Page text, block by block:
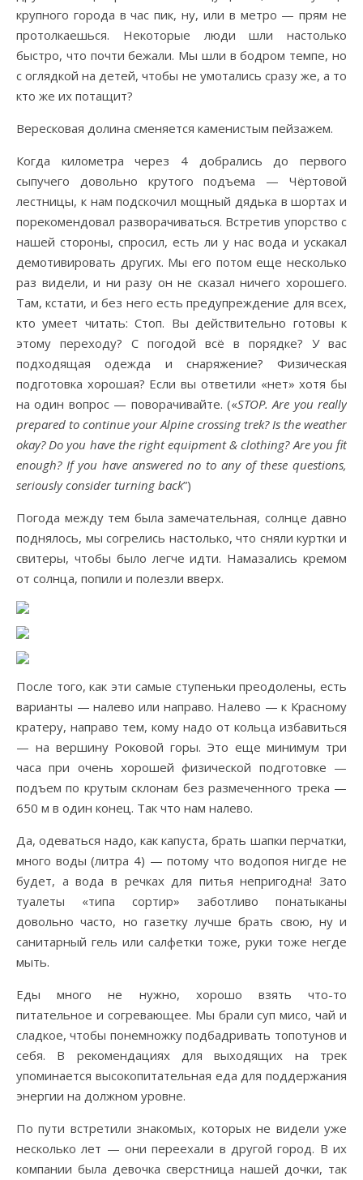
крупного города в час пик, ну, или в метро — прям не
протолкаешься. Некоторые люди шли настолько
быстро, что почти бежали. Мы шли в бодром темпе, но
с оглядкой на детей, чтобы не умотались сразу же, а то
кто же их потащит?
Вересковая долина сменяется каменистым пейзажем.
Когда километра через 4 добрались до первого
сыпучего довольно крутого подъема — Чёртовой
лестницы, к нам подскочил мощный дядька в шортах и
порекомендовал разворачиваться. Встретив упорство с
нашей стороны, спросил, есть ли у нас вода и ускакал
демотивировать других. Мы его потом еще несколько
раз видели, и ни разу он не сказал ничего хорошего.
Там, кстати, и без него есть предупреждение для всех,
кто умеет читать: Стоп. Вы действительно готовы к
этому переходу? С погодой всё в порядке? У вас
подходящая одежда и снаряжение? Физическая
подготовка хорошая? Если вы ответили «нет» хотя бы
на один вопрос — поворачивайте. («STOP. Are you really
prepared to continue your Alpine crossing trek? Is the weather
okay? Do you have the right equipment & clothing? Are you fit
enough? If you have answered no to any of these questions,
seriously consider turning back”)
Погода между тем была замечательная, солнце давно
поднялось, мы согрелись настолько, что сняли куртки и
свитеры, чтобы было легче идти. Намазались кремом
от солнца, попили и полезли вверх.
После того, как эти самые ступеньки преодолены, есть
варианты — налево или направо. Налево — к Красному
кратеру, направо тем, кому надо от кольца избавиться
— на вершину Роковой горы. Это еще минимум три
часа при очень хорошей физической подготовке —
подъем по крутым склонам без размеченного трека —
650 м в один конец. Так что нам налево.
Да, одеваться надо, как капуста, брать шапки перчатки,
много воды (литра 4) — потому что водопоя нигде не
будет, а вода в речках для питья непригодна! Зато
туалеты «типа сортир» заботливо понатыканы
довольно часто, но газетку лучше брать свою, ну и
санитарный гель или салфетки тоже, руки тоже негде
мыть.
Еды много не нужно, хорошо взять что-то
питательное и согревающее. Мы брали суп мисо, чай и
сладкое, чтобы понемножку подбадривать топотунов и
себя. В рекомендациях для выходящих на трек
упоминается высокопитательная еда для поддержания
энергии на должном уровне.
По пути встретили знакомых, которых не видели уже
несколько лет — они переехали в другой город. В их
компании была девочка сверстница нашей дочки, так